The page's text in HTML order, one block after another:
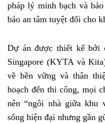
pháp lý minh bạch và
bảo an tâm tuyệt đối cho
Dự án được thiết kế bởi
Singapore (KYTA và
về bền vững và thân
hoạch đến thi công, mọi
nên “ngôi nhà giữa khu
sống hiện đại nhưng gần